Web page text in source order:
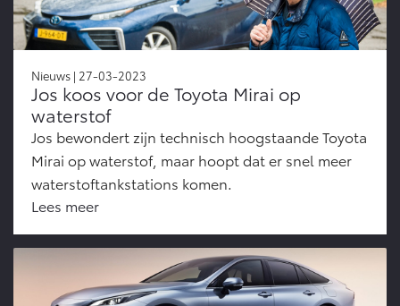
Nieuws | 27-03-2023
Jos koos voor de Toyota Mirai op
waterstof
Jos bewondert zijn technisch hoogstaande Toyota
Mirai op waterstof, maar hoopt dat er snel meer
waterstoftankstations komen.
Lees meer